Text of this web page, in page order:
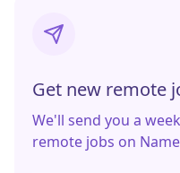
Get new remote
We'll send you a
remote jobs on